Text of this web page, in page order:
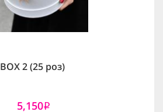
BOX 2 (25 роз)
5,150i